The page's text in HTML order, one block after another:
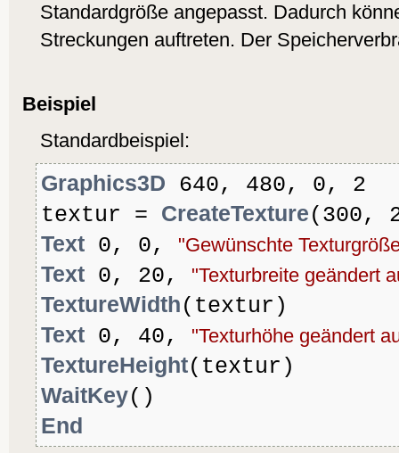
Standardgröße angepasst. Dadurch
Streckungen auftreten. Der
Beispiel
Standardbeispiel:
Graphics3D 640, 480, 0, 2
textur = CreateTexture(300,
Text 0, 0, "Gewünschte
Text 0, 20, "Texturbreite geändert
TextureWidth(textur)
Text 0, 40, "Texturhöhe geändert
TextureHeight(textur)
WaitKey()
End